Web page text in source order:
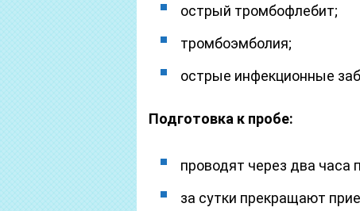
острый тромбофлебит;
тромбоэмболия;
острые инфекционные
Подготовка к пробе:
проводят через два часа
за сутки прекращают